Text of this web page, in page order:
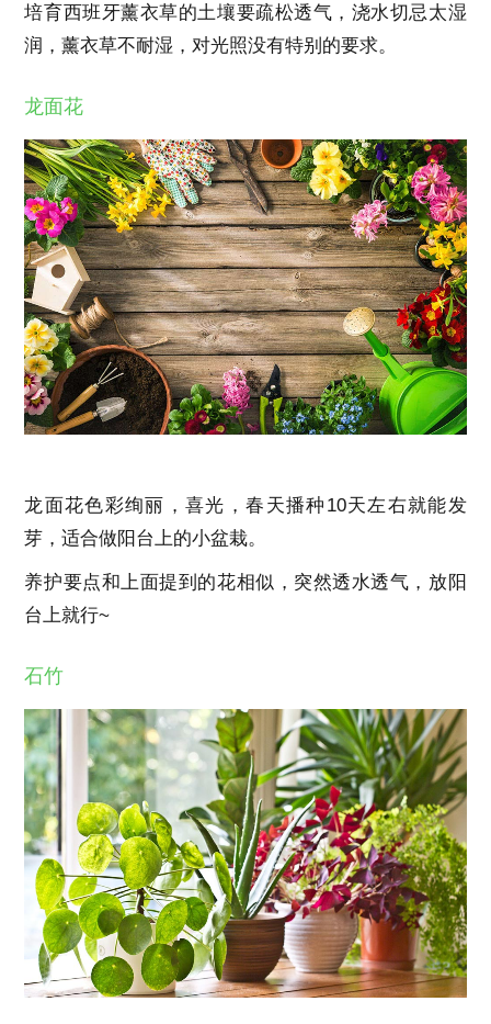
培育西班牙薰衣草的土壤要疏松透气，浇水切忌太湿
润，薰衣草不耐湿，对光照没有特别的要求。
龙面花
龙面花色彩绚丽，喜光，春天播种10天左右就能发
芽，适合做阳台上的小盆栽。
养护要点和上面提到的花相似，突然透水透气，放阳
台上就行~
石竹